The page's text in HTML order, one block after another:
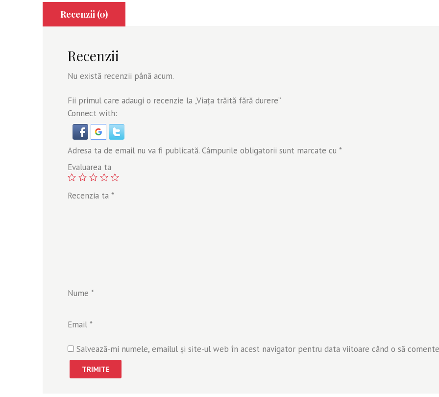
Recenzii (0)
Recenzii
Nu există recenzii până acum.
Fii primul care adaugi o recenzie la „Viaţa trăită fără durere”
Connect with:
Adresa ta de email nu va fi publicată. Câmpurile obligatorii sunt marcate cu *
Evaluarea ta
Recenzia ta *
Nume *
Email *
Salvează-mi numele, emailul și site-ul web în acest navigator pentru data viitoare când o să